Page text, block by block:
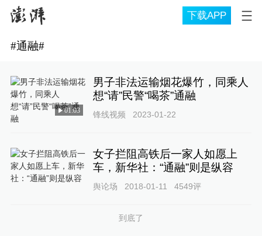
下载APP
#通融#
01:03
男子非法运输烟花爆竹，同乘人
想“请”民警“喝茶”通融
锋线视频 2023-01-22
女子拦阻高铁后一家人如愿上
车，新华社：“通融”则是纵容
舆论场 2018-01-11 4549评
到底了